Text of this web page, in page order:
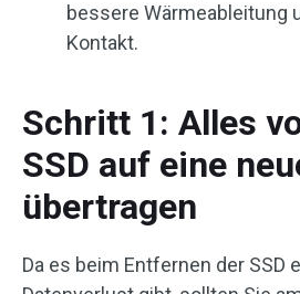
bessere Wärmeableitung
Kontakt.
Schritt 1: Alles
SSD auf eine
übertragen
Da es beim Entfernen der SSD